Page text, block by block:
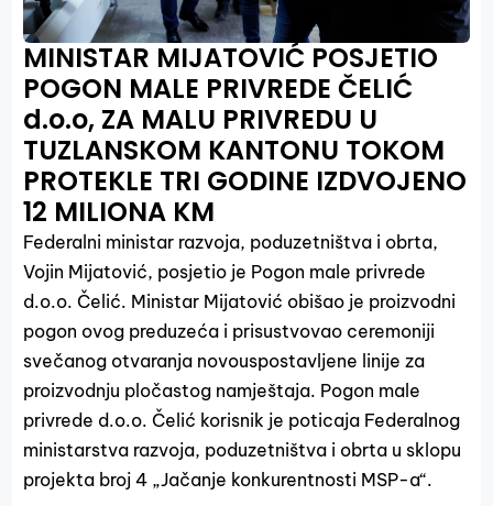
MINISTAR MIJATOVIĆ POSJETIO
POGON MALE PRIVREDE ČELIĆ
d.o.o, ZA MALU PRIVREDU U
TUZLANSKOM KANTONU TOKOM
PROTEKLE TRI GODINE IZDVOJENO
12 MILIONA KM
Federalni ministar razvoja, poduzetništva i obrta,
Vojin Mijatović, posjetio je Pogon male privrede
d.o.o. Čelić. Ministar Mijatović obišao je proizvodni
pogon ovog preduzeća i prisustvovao ceremoniji
svečanog otvaranja novouspostavljene linije za
proizvodnju pločastog namještaja. Pogon male
privrede d.o.o. Čelić korisnik je poticaja Federalnog
ministarstva razvoja, poduzetništva i obrta u sklopu
projekta broj 4 „Jačanje konkurentnosti MSP-a“.